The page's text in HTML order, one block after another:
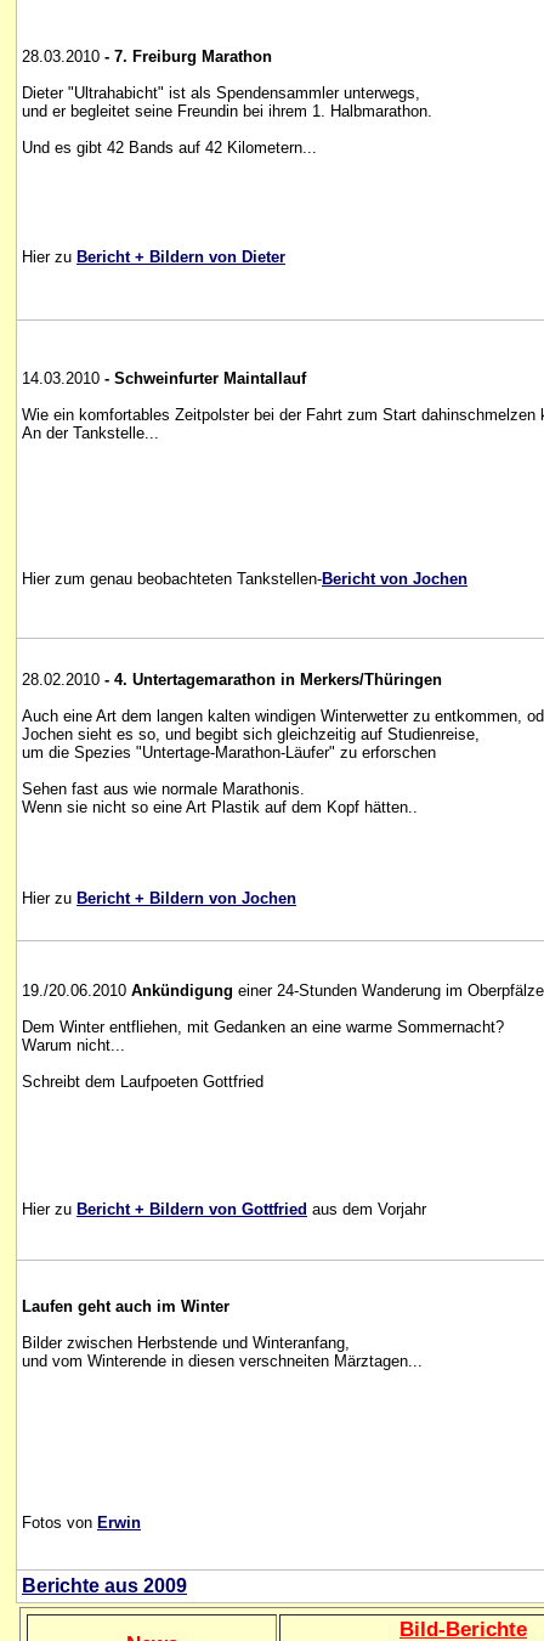
28.03.2010 - 7. Freiburg Marathon
Dieter "Ultrahabicht" ist als Spendensammler unterwegs,
und er begleitet seine Freundin bei ihrem 1. Halbmarathon.
Und es gibt 42 Bands auf 42 Kilometern...
Hier zu Bericht + Bildern von Dieter
14.03.2010 - Schweinfurter Maintallauf
Wie ein komfortables Zeitpolster bei der Fahrt zum Start dahinschmelzen
An der Tankstelle...
Hier zum genau beobachteten Tankstellen-Bericht von Jochen
28.02.2010 - 4. Untertagemarathon in Merkers/Thüringen
Auch eine Art dem langen kalten windigen Winterwetter zu entkommen,
Jochen sieht es so, und begibt sich gleichzeitig auf Studienreise,
um die Spezies "Untertage-Marathon-Läufer" zu erforschen
Sehen fast aus wie normale Marathonis.
Wenn sie nicht so eine Art Plastik auf dem Kopf hätten..
Hier zu Bericht + Bildern von Jochen
19./20.06.2010 Ankündigung einer 24-Stunden Wanderung im
Dem Winter entfliehen, mit Gedanken an eine warme Sommernacht?
Warum nicht...
Schreibt dem Laufpoeten Gottfried
Hier zu Bericht + Bildern von Gottfried aus dem Vorjahr
Laufen geht auch im Winter
Bilder zwischen Herbstende und Winteranfang,
und vom Winterende in diesen verschneiten Märztagen...
Fotos von Erwin
Berichte aus 2009
Bild-Berichte